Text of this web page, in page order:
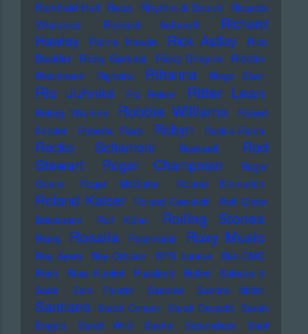
Reinhold Heil Rezo Rhythm & Sound Ricardo
Villalobos
Richard Ashcroft
Richard
Hawley
Richie Hawtin Rick Astley
Rick
Buckler
Ricky Gervais Ricky Shayne Riddim
Riechmann Righeira Rihanna Ringo Starr
Rio Juhnke Rio Reiser Ritter Lean
Robag Wruhme Robbie Williams
Robert
Forster
Roberta Flack Robyn Rock-o-Rama
Rocko Schamoni Rockwell
Rod
Stewart
Roger Champman
Roger
Cicero
Roger McGuinn Roland Emmerich
Roland Kaiser Roland Owsnitzki
Rolf Dieter
Brinkmann
Rolf Kühn Rolling Stones
Romy Rosalia Rosenstolz Roxy Music
Roy Ayers Roy Orbison RPS Lanrue
Run-DMC
Rush
Russ Kunkel Russland Rutles
Sababa 5
Sade
Sam Fender Sandow Sandra Hüller
Santiano Sarah Connor Sarah Davachi Sarah
Engels
Sarah Wild Sasha Saturndaze
Saul